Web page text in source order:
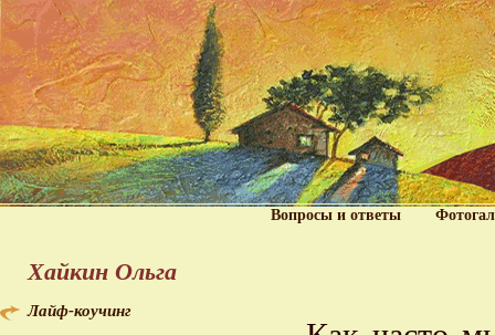
Вопросы и ответы
Хайкин Ольга
Лайф-коучинг